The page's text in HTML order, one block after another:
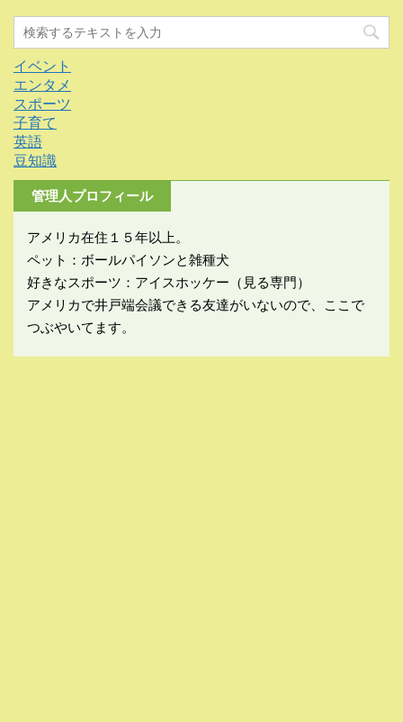
イベント
エンタメ
スポーツ
子育て
英語
豆知識
管理人プロフィール
アメリカ在住１５年以上。
ペット：ボールパイソンと雑種犬
好きなスポーツ：アイスホッケー（見る専門）
アメリカで井戸端会議できる友達がいないので、ここで
つぶやいてます。